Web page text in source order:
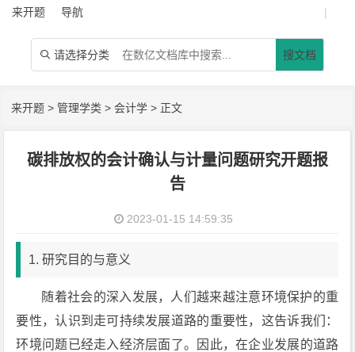
来开题 导航 |
 请选择分类 搜文档
来开题 >管理学类 >会计学 > 正文
碳排放权的会计确认与计量问题研究开题报
告
2023-01-15 14:59:35
1. 研究目的与意义
随着社会的深入发展，人们越来越注意环境保护的重
要性，认识到走可持续发展道路的重要性，这告诉我们：
环境问题已经走入经济层面了。因此，在企业发展的道路